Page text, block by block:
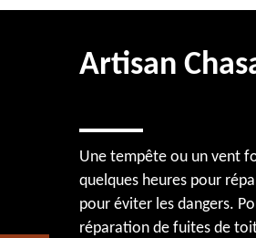
Artisan
Une tempête ou un vent
quelques heures pour
pour éviter les dangers.
réparation de fuites de